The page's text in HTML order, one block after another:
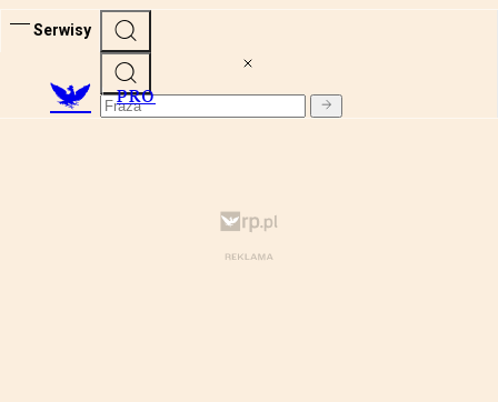
Serwisy
PRO